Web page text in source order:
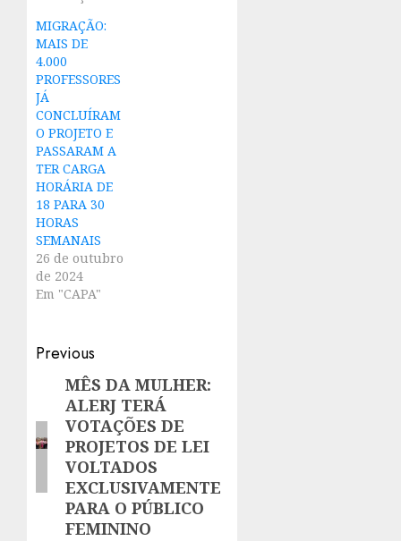
MIGRAÇÃO:
MAIS DE
4.000
PROFESSORES
JÁ
CONCLUÍRAM
O PROJETO E
PASSARAM A
TER CARGA
HORÁRIA DE
18 PARA 30
HORAS
SEMANAIS
26 de outubro
de 2024
Em "CAPA"
Post
navigation
Previous
Previous
post:
MÊS DA MULHER:
ALERJ TERÁ
VOTAÇÕES DE
PROJETOS DE LEI
VOLTADOS
EXCLUSIVAMENTE
PARA O PÚBLICO
FEMININO